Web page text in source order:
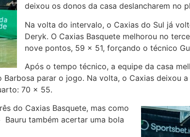
deixou os donos da casa deslancharem no
Na volta do intervalo, o Caxias do Sul já
Deryk. O Caxias Basquete melhorou no
nove pontos, 59 x 51, forçando o técnico
Após o tempo técnico, a equipe da casa
parar o jogo. Na volta, o Caxias deixou
70 x 55.
do Caxias Basquete, mas como
também acertar uma bola